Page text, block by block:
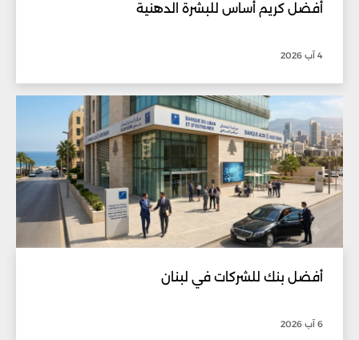
أفضل كريم أساس للبشرة الدهنية
4 آب 2026
أفضل بنك للشركات في لبنان
6 آب 2026